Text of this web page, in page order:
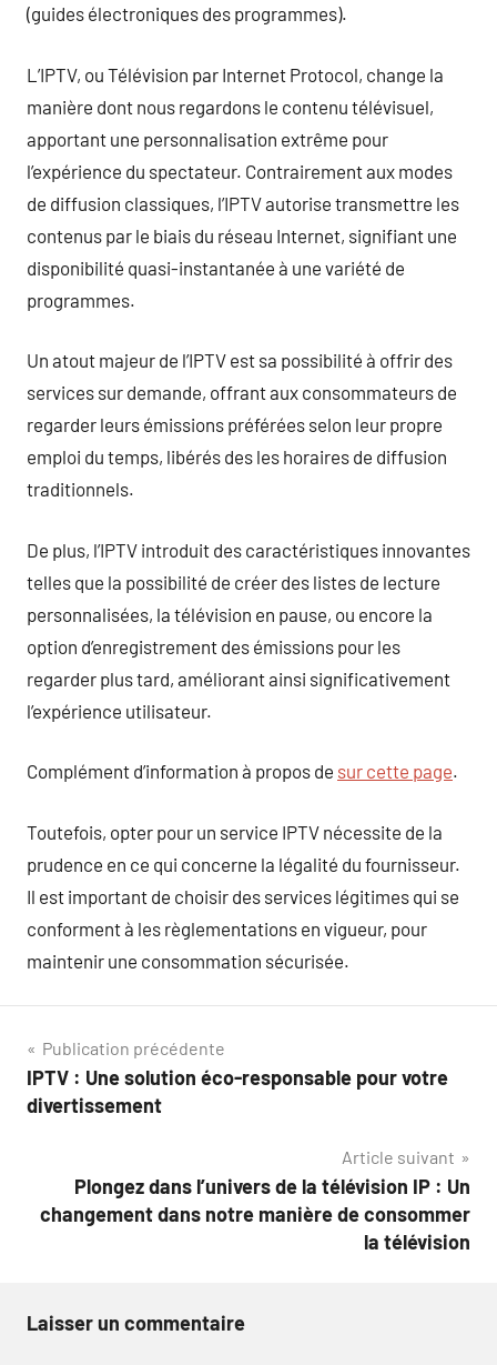
(guides électroniques des programmes).
L’IPTV, ou Télévision par Internet Protocol, change la
manière dont nous regardons le contenu télévisuel,
apportant une personnalisation extrême pour
l’expérience du spectateur. Contrairement aux modes
de diffusion classiques, l’IPTV autorise transmettre les
contenus par le biais du réseau Internet, signifiant une
disponibilité quasi-instantanée à une variété de
programmes.
Un atout majeur de l’IPTV est sa possibilité à offrir des
services sur demande, offrant aux consommateurs de
regarder leurs émissions préférées selon leur propre
emploi du temps, libérés des les horaires de diffusion
traditionnels.
De plus, l’IPTV introduit des caractéristiques innovantes
telles que la possibilité de créer des listes de lecture
personnalisées, la télévision en pause, ou encore la
option d’enregistrement des émissions pour les
regarder plus tard, améliorant ainsi significativement
l’expérience utilisateur.
Complément d’information à propos de sur cette page.
Toutefois, opter pour un service IPTV nécessite de la
prudence en ce qui concerne la légalité du fournisseur.
Il est important de choisir des services légitimes qui se
conforment à les règlementations en vigueur, pour
maintenir une consommation sécurisée.
Navigation
de
Publication précédente
IPTV : Une solution éco-responsable pour votre
divertissement
Article suivant
Plongez dans l’univers de la télévision IP : Un
changement dans notre manière de consommer
la télévision
Laisser un commentaire